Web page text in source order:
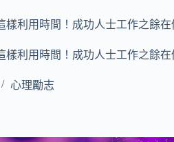
利用時間！成功人士工作之餘在
利用時間！成功人士工作之餘在
心理勵志